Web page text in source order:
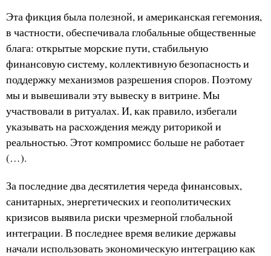
Эта фикция была полезной, и американская гегемония,
в частности, обеспечивала глобальные общественные
блага: открытые морские пути, стабильную
финансовую систему, коллективную безопасность и
поддержку механизмов разрешения споров. Поэтому
мы и вывешивали эту вывеску в витрине. Мы
участвовали в ритуалах. И, как правило, избегали
указывать на расхождения между риторикой и
реальностью. Этот компромисс больше не работает
(…).
За последние два десятилетия череда финансовых,
санитарных, энергетических и геополитических
кризисов выявила риски чрезмерной глобальной
интеграции. В последнее время великие державы
начали использовать экономическую интеграцию как